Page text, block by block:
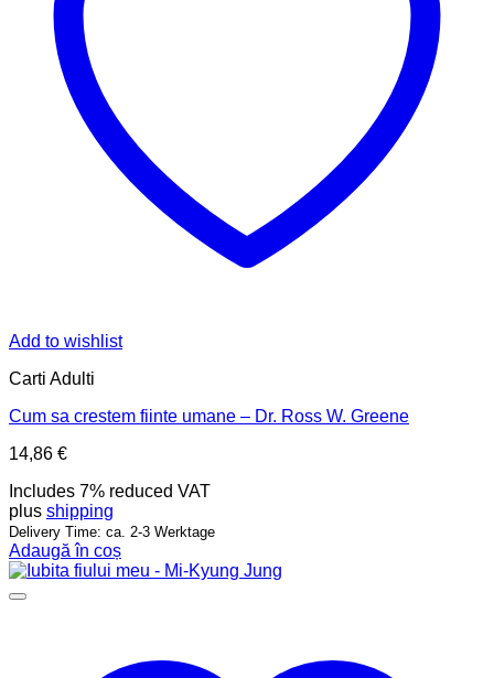
Add to wishlist
Carti Adulti
Cum sa crestem fiinte umane – Dr. Ross W. Greene
14,86 €
Includes 7% reduced VAT
plus shipping
Delivery Time: ca. 2-3 Werktage
Adaugă în coș